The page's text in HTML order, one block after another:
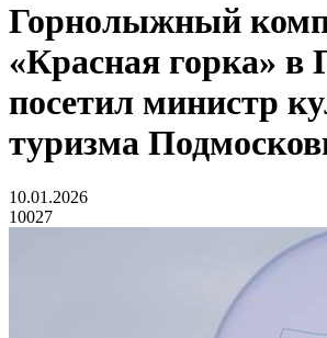
Горнолыжный
«Красная горка» в
посетил министр
туризма
10.01.2026
10027